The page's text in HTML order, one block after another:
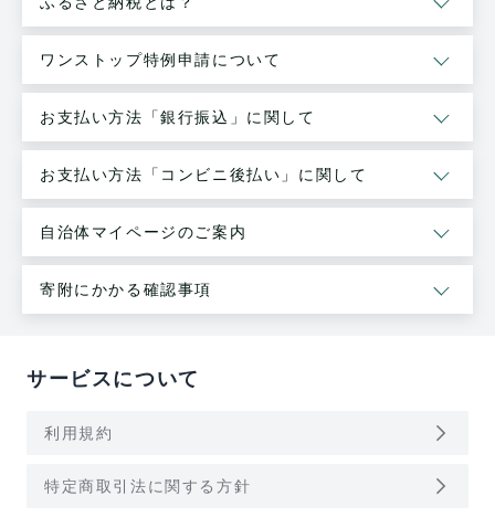
ワンストップ特例申請について
お支払い方法「銀行振込」に関して
お支払い方法「コンビニ後払い」に関して
自治体マイページのご案内
寄附にかかる確認事項
サービスについて
利用規約 arrow_forward_ios
特定商取引法に関する方針 arrow_forward_ios